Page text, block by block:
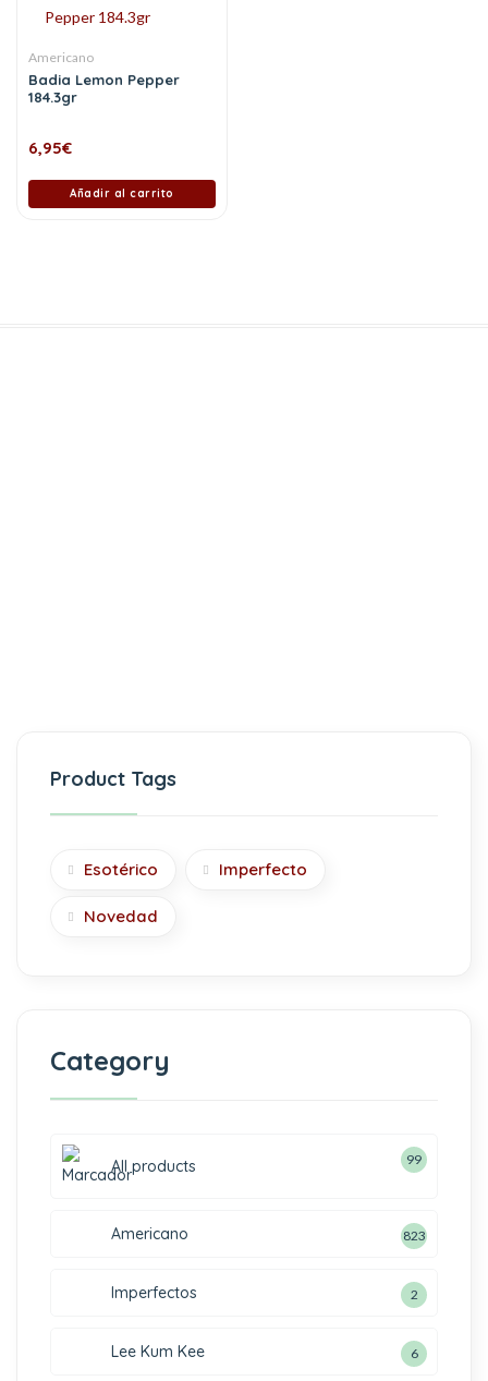
Americano
Badia Lemon Pepper
184.3gr
6,95€
Añadir al carrito
Product Tags
Esotérico Imperfecto
Novedad
Category
All products 99
Americano 823
Imperfectos 2
Lee Kum Kee 6